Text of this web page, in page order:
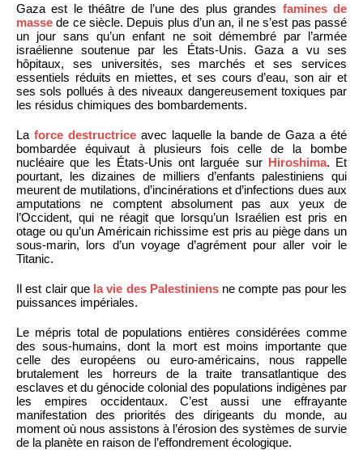
Gaza est le théâtre de l’une des plus grandes famines de
masse de ce siècle. Depuis plus d’un an, il ne s’est pas passé
un jour sans qu’un enfant ne soit démembré par l’armée
israélienne soutenue par les États-Unis. Gaza a vu ses
hôpitaux, ses universités, ses marchés et ses services
essentiels réduits en miettes, et ses cours d’eau, son air et
ses sols pollués à des niveaux dangereusement toxiques par
les résidus chimiques des bombardements.
La force destructrice avec laquelle la bande de Gaza a été
bombardée équivaut à plusieurs fois celle de la bombe
nucléaire que les États-Unis ont larguée sur Hiroshima. Et
pourtant, les dizaines de milliers d’enfants palestiniens qui
meurent de mutilations, d’incinérations et d’infections dues aux
amputations ne comptent absolument pas aux yeux de
l’Occident, qui ne réagit que lorsqu’un Israélien est pris en
otage ou qu’un Américain richissime est pris au piège dans un
sous-marin, lors d’un voyage d’agrément pour aller voir le
Titanic.
Il est clair que la vie des Palestiniensne compte pas pour les
puissances impériales.
Le mépris total de populations entières considérées comme
des sous-humains, dont la mort est moins importante que
celle des européens ou euro-américains, nous rappelle
brutalement les horreurs de la traite transatlantique des
esclaves et du génocide colonial des populations indigènes par
les empires occidentaux. C’est aussi une effrayante
manifestation des priorités des dirigeants du monde, au
moment où nous assistons à l’érosion des systèmes de survie
de la planète en raison de l’effondrement écologique.